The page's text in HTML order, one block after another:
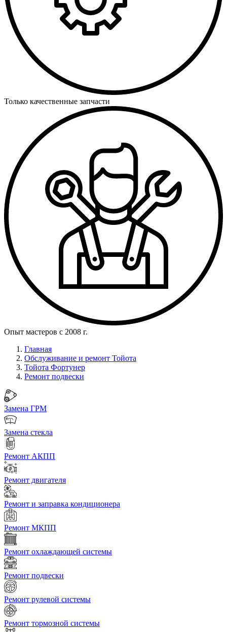
Только качественные запчасти
Опыт мастеров с 2008 г.
Главная
Обслуживание и ремонт Тойота
Тойота Фортунер
Ремонт подвески
Замена ГРМ
Замена стекла
Ремонт АКПП
Ремонт двигателя
Ремонт и заправка кондиционера
Ремонт МКПП
Ремонт охлаждающей системы
Ремонт подвески
Ремонт рулевой системы
Ремонт тормозной системы